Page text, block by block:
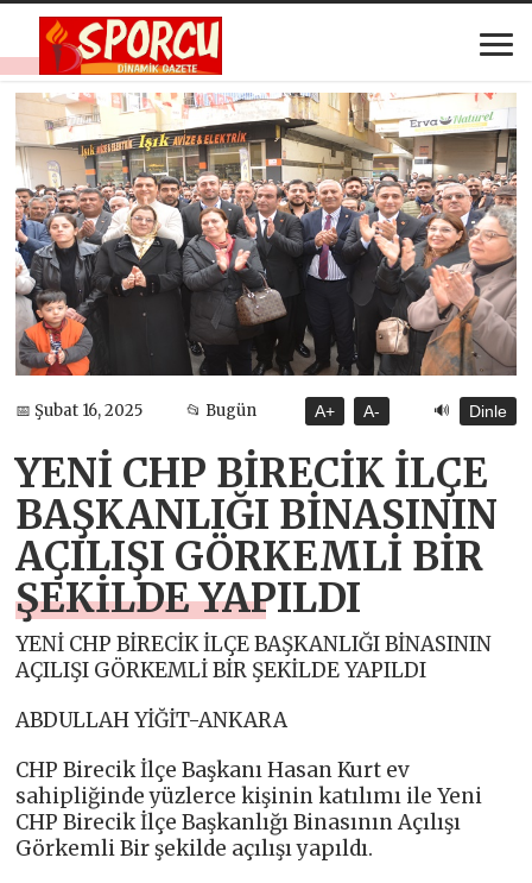
📅 Şubat 16, 2025 📂 Bugün A+ A- 🔊 Dinle
YENİ CHP BİRECİK İLÇE
BAŞKANLIĞI BİNASININ
AÇILIŞI GÖRKEMLİ BİR
ŞEKİLDE YAPILDI
YENİ CHP BİRECİK İLÇE BAŞKANLIĞI BİNASININ
AÇILIŞI GÖRKEMLİ BİR ŞEKİLDE YAPILDI
ABDULLAH YİĞİT-ANKARA
CHP Birecik İlçe Başkanı Hasan Kurt ev
sahipliğinde yüzlerce kişinin katılımı ile Yeni
CHP Birecik İlçe Başkanlığı Binasının Açılışı
Görkemli Bir şekilde açılışı yapıldı.